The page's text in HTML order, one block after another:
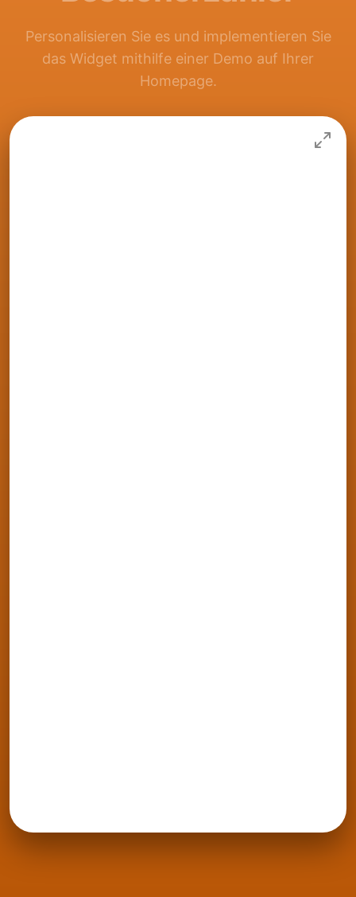
Personalisieren Sie es und implementieren Sie
das Widget mithilfe einer Demo auf Ihrer
Homepage.